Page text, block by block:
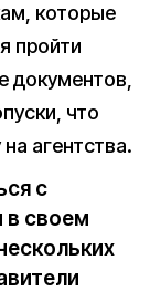
которые
пройти
документов,
что
агентства.
с
в своем